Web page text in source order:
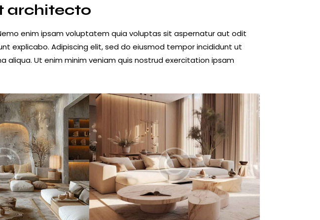
architecto
enim ipsam voluptatem quia voluptas sit aspernatur aut odit
explicabo. Adipiscing elit, sed do eiusmod tempor incididunt ut
aliqua. Ut enim minim veniam quis nostrud exercitation ipsam